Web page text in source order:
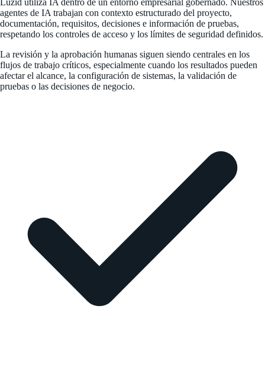
agentes de IA trabajan con contexto estructurado del proyecto,
documentación, requisitos, decisiones e información de pruebas,
respetando los controles de acceso y los límites de seguridad definidos.
La revisión y la aprobación humanas siguen siendo centrales en los
flujos de trabajo críticos, especialmente cuando los resultados pueden
afectar el alcance, la configuración de sistemas, la validación de
pruebas o las decisiones de negocio.